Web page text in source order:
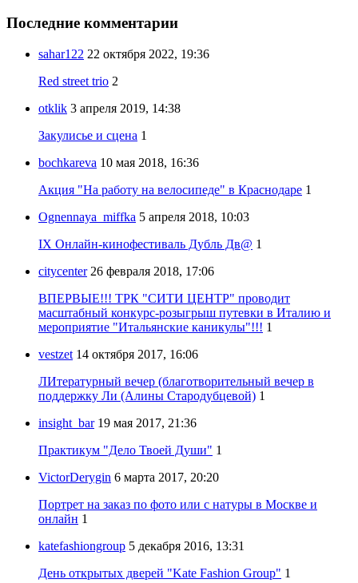
Последние комментарии
sahar122 22 октября 2022, 19:36
Red street trio 2
otklik 3 апреля 2019, 14:38
Закулисье и сцена 1
bochkareva 10 мая 2018, 16:36
Акция "На работу на велосипеде" в Краснодаре 1
Ognennaya_miffka 5 апреля 2018, 10:03
IX Онлайн-кинофестиваль Дубль Дв@ 1
citycenter 26 февраля 2018, 17:06
ВПЕРВЫЕ!!! ТРК "СИТИ ЦЕНТР" проводит
масштабный конкурс-розыгрыш путевки в Италию и
мероприятие "Итальянские каникулы"!!! 1
vestzet 14 октября 2017, 16:06
ЛИтературный вечер (благотворительный вечер в
поддержку Ли (Алины Стародубцевой) 1
insight_bar 19 мая 2017, 21:36
Практикум "Дело Твоей Души" 1
VictorDerygin 6 марта 2017, 20:20
Портрет на заказ по фото или с натуры в Москве и
онлайн 1
katefashiongroup 5 декабря 2016, 13:31
День открытых дверей "Kate Fashion Group" 1